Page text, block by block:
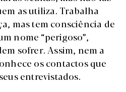
as utiliza. Trabalha
mas tem consciência de
nome “perigoso”,
sofrer. Assim, nem a
os contactos que
entrevistados.